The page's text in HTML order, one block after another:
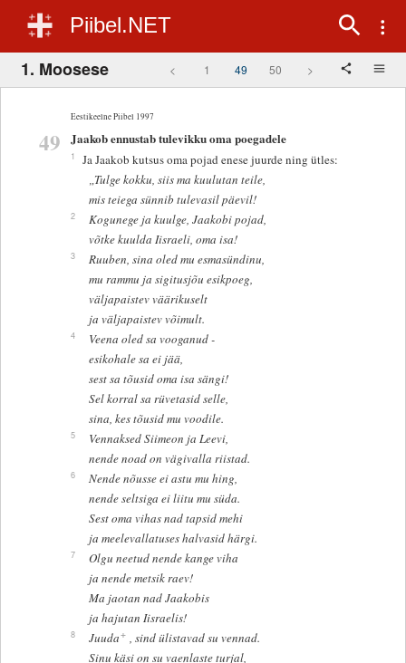
Piibel.NET
1. Moosese < 1 49 50 >
Eestikeelne Piibel 1997
49 Jaakob ennustab tulevikku oma poegadele
1
Ja Jaakob kutsus oma pojad enese juurde ning ütles:
„Tulge kokku, siis ma kuulutan teile,
mis teiega sünnib tulevasil päevil!
2
Kogunege ja kuulge, Jaakobi pojad,
võtke kuulda Iisraeli, oma isa!
3
Ruuben, sina oled mu esmasündinu,
mu rammu ja sigitusjõu esikpoeg,
väljapaistev väärikuselt
ja väljapaistev võimult.
4
Veena oled sa vooganud -
esikohale sa ei jää,
sest sa tõusid oma isa sängi!
Sel korral sa rüvetasid selle,
sina, kes tõusid mu voodile.
5
Vennaksed Siimeon ja Leevi,
nende noad on vägivalla riistad.
6
Nende nõusse ei astu mu hing,
nende seltsiga ei liitu mu süda.
Sest oma vihas nad tapsid mehi
ja meelevallatuses halvasid härgi.
7
Olgu neetud nende kange viha
ja nende metsik raev!
Ma jaotan nad Jaakobis
ja hajutan Iisraelis!
8 Juuda+, sind ülistavad su vennad.
Sinu käsi on su vaenlaste turjal,